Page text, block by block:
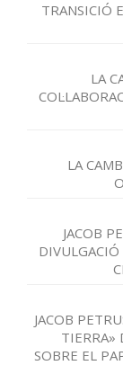
TRANSICIÓ
LA
LA
JACOB
DIVULGACIÓ
JACOB
TIERRA»
SOBRE EL